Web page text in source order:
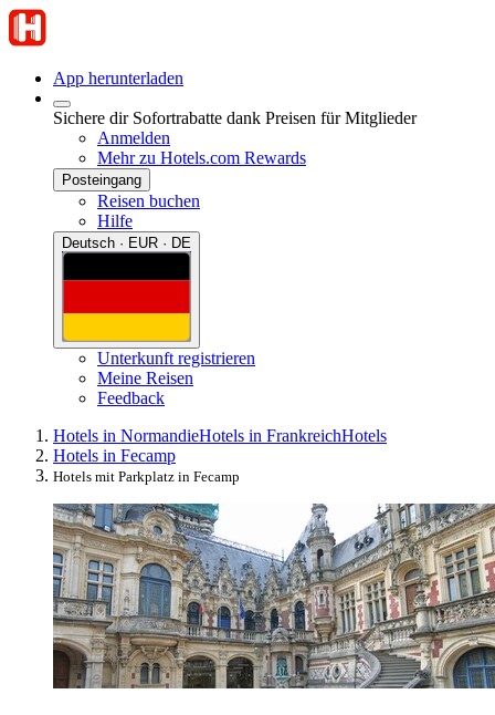
App herunterladen
Sichere dir Sofortrabatte dank Preisen für Mitglieder
Anmelden
Mehr zu Hotels.com Rewards
Posteingang
Reisen buchen
Hilfe
Deutsch · EUR · DE
Unterkunft registrieren
Meine Reisen
Feedback
Hotels in NormandieHotels in FrankreichHotels
Hotels in Fecamp
Hotels mit Parkplatz in Fecamp